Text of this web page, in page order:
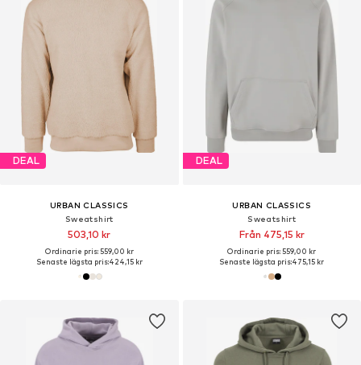
DEAL
URBAN CLASSICS
Sweatshirt
503,10 kr
Ordinarie pris: 559,00 kr
Senaste lägsta pris:424,15 kr
DEAL
URBAN CLASSICS
Sweatshirt
Från 475,15 kr
Ordinarie pris: 559,00 kr
Senaste lägsta pris:475,15 kr